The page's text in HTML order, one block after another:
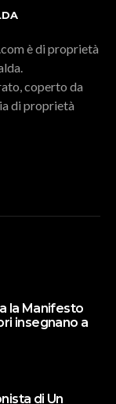
è di proprietà
coperto da
di proprietà
la Manifesto
insegnano a
di Un